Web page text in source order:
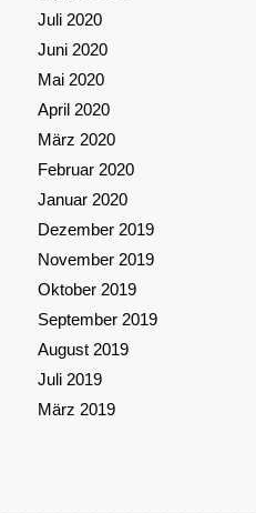
Juli 2020
Juni 2020
Mai 2020
April 2020
März 2020
Februar 2020
Januar 2020
Dezember 2019
November 2019
Oktober 2019
September 2019
August 2019
Juli 2019
März 2019